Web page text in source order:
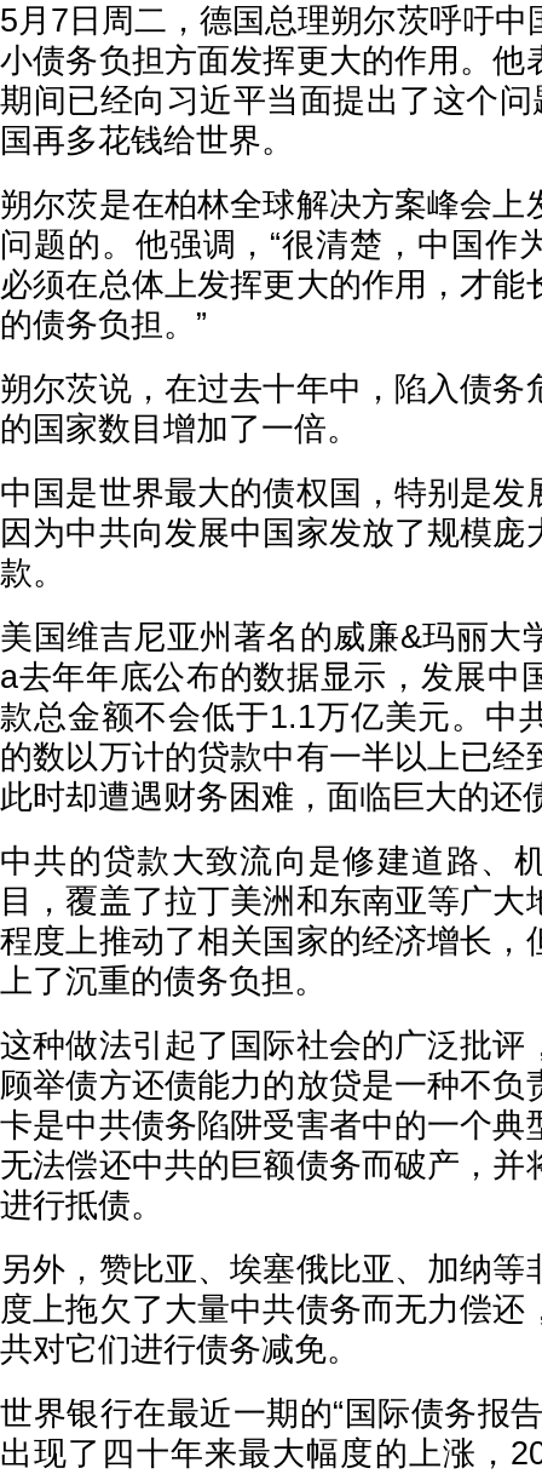
5月7日周二，德国总理朔尔茨呼吁中
小债务负担方面发挥更大的作用。他
期间已经向习近平当面提出了这个问
国再多花钱给世界。
朔尔茨是在柏林全球解决方案峰会上
问题的。他强调，“很清楚，中国作
必须在总体上发挥更大的作用，才能
的债务负担。”
朔尔茨说，在过去十年中，陷入债务
的国家数目增加了一倍。
中国是世界最大的债权国，特别是发
因为中共向发展中国家发放了规模庞
款。
美国维吉尼亚州著名的威廉&玛丽大
a去年年底公布的数据显示，发展中
款总金额不会低于1.1万亿美元。中
的数以万计的贷款中有一半以上已经
此时却遭遇财务困难，面临巨大的还
中共的贷款大致流向是修建道路、
目，覆盖了拉丁美洲和东南亚等广大
程度上推动了相关国家的经济增长，
上了沉重的债务负担。
这种做法引起了国际社会的广泛批评
顾举债方还债能力的放贷是一种不负
卡是中共债务陷阱受害者中的一个典
无法偿还中共的巨额债务而破产，并
进行抵债。
另外，赞比亚、埃塞俄比亚、加纳等
度上拖欠了大量中共债务而无力偿还
共对它们进行债务减免。
世界银行在最近一期的“国际债务报
出现了四十年来最大幅度的上涨，